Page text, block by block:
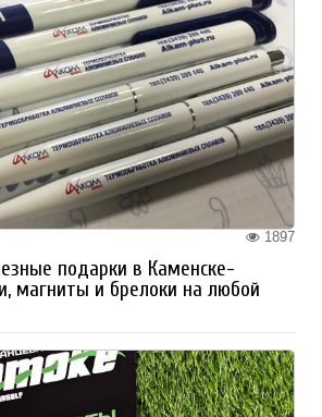
1897
подарки в Каменске-
магниты и брелоки на любой